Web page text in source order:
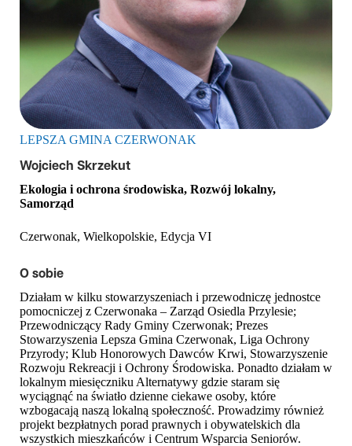
LEPSZA GMINA CZERWONAK
Wojciech Skrzekut
Ekologia i ochrona środowiska, Rozwój lokalny,
Samorząd
Czerwonak, Wielkopolskie, Edycja VI
O sobie
Działam w kilku stowarzyszeniach i przewodniczę jednostce
pomocniczej z Czerwonaka – Zarząd Osiedla Przylesie;
Przewodniczący Rady Gminy Czerwonak; Prezes
Stowarzyszenia Lepsza Gmina Czerwonak, Liga Ochrony
Przyrody; Klub Honorowych Dawców Krwi, Stowarzyszenie
Rozwoju Rekreacji i Ochrony Środowiska. Ponadto działam w
lokalnym miesięczniku Alternatywy gdzie staram się
wyciągnąć na światło dzienne ciekawe osoby, które
wzbogacają naszą lokalną społeczność. Prowadzimy również
projekt bezpłatnych porad prawnych i obywatelskich dla
wszystkich mieszkańców i Centrum Wsparcia Seniorów.